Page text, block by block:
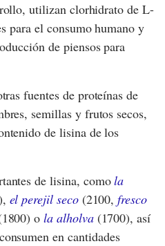
utilizan clorhidrato de L-
para el consumo humano y
de piensos para
fuentes de proteínas de
semillas y frutos secos,
de lisina de los
de lisina, comola
el perejil seco(2100,fresco
ola alholva(1700), así
en cantidades